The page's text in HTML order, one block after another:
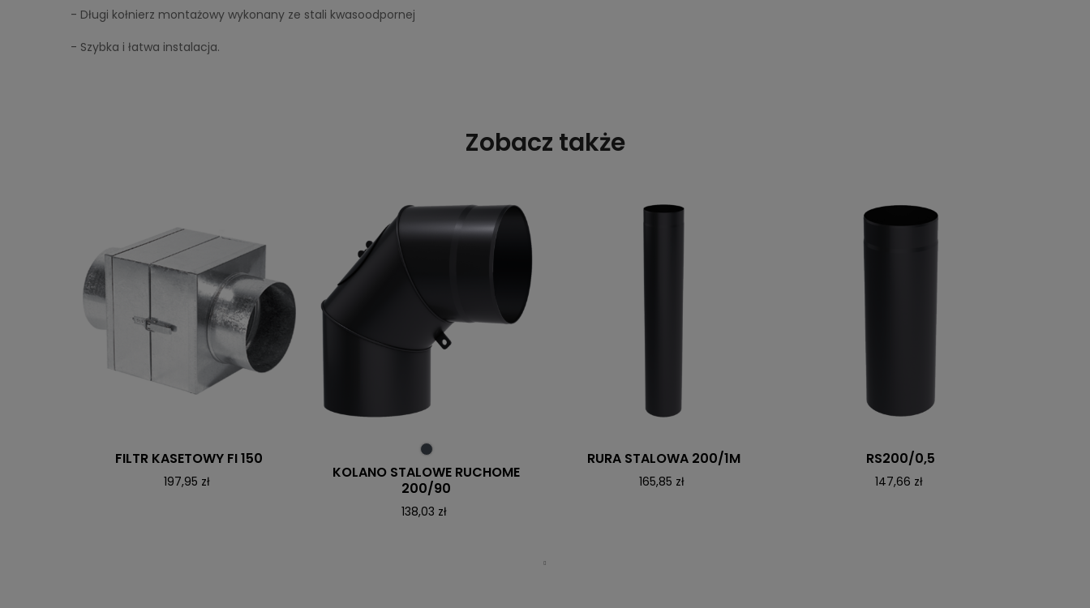
- Długi kołnierz montażowy wykonany ze stali kwasoodpornej
- Szybka i łatwa instalacja.
Zobacz także
FILTR KASETOWY FI 150
197,95 zł
KOLANO STALOWE RUCHOME
200/90
138,03 zł
RURA STALOWA 200/1M
165,85 zł
RS200/0,5
147,66 zł